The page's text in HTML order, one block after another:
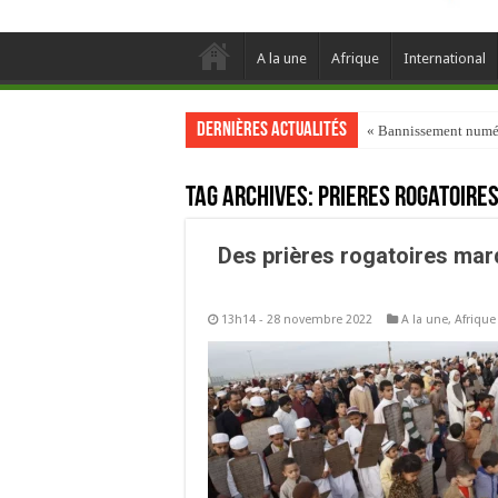
A la une Afrique International
Dernières actualités « Bannissement
Tag Archives: Prieres rogatoires
Des prières rogatoires
13h14 - 28 novembre 2022 A la une, Afrique